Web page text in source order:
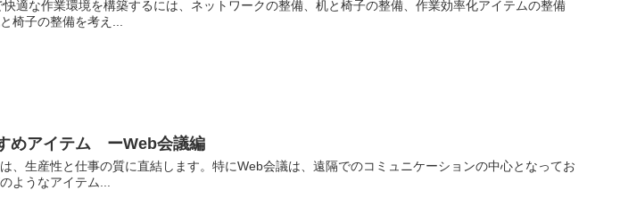
適な作業環境を構築するには、ネットワークの整備、机と椅子の整備、作業効率化アイテムの整備
椅子の整備を考え...
めアイテム ーWeb会議編
、生産性と仕事の質に直結します。特にWeb会議は、遠隔でのコミュニケーションの中心となってお
ようなアイテム...